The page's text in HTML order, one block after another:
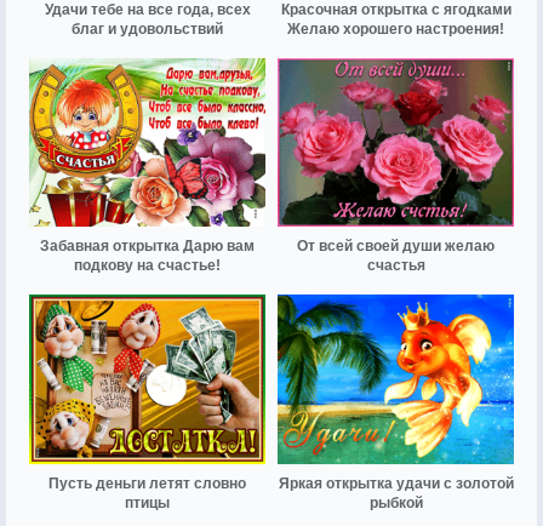
Удачи тебе на все года, всех
благ и удовольствий
Красочная открытка с ягодками
Желаю хорошего настроения!
Забавная открытка Дарю вам
подкову на счастье!
От всей своей души желаю
счастья
Пусть деньги летят словно
птицы
Яркая открытка удачи с золотой
рыбкой